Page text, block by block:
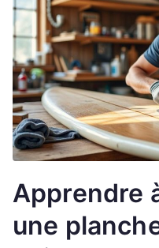
Apprendre
une